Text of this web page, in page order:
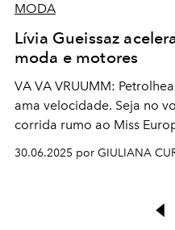
MODA
Lívia Gueissaz
moda e motores
VA VA VRUUMM:
ama velocidade. Seja no
corrida rumo ao Miss
30.06.2025 por GIULIANA